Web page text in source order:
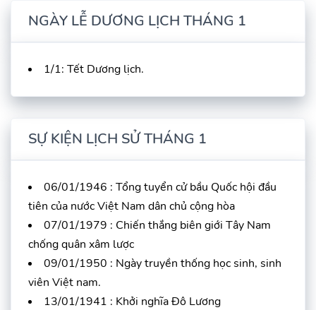
NGÀY LỄ DƯƠNG LỊCH THÁNG 1
1/1: Tết Dương lịch.
SỰ KIỆN LỊCH SỬ THÁNG 1
06/01/1946 : Tổng tuyển cử bầu Quốc hội đầu
tiên của nước Việt Nam dân chủ cộng hòa
07/01/1979 : Chiến thắng biên giới Tây Nam
chống quân xâm lược
09/01/1950 : Ngày truyền thống học sinh, sinh
viên Việt nam.
13/01/1941 : Khởi nghĩa Đô Lương